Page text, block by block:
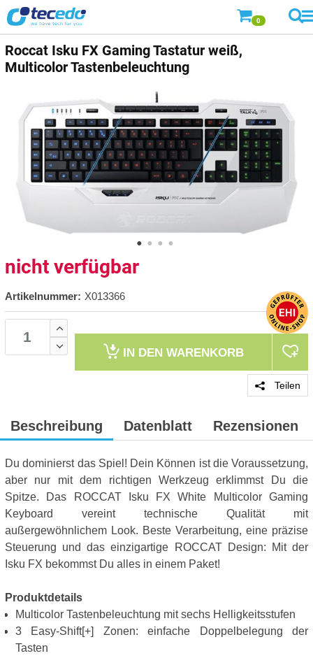
0
Roccat Isku FX Gaming Tastatur weiß,
Multicolor Tastenbeleuchtung
nicht verfügbar
Artikelnummer: X013366
IN DEN WARENKORB
Teilen
Beschreibung Datenblatt Rezensionen
Du dominierst das Spiel! Dein Können ist die Voraussetzung,
aber nur mit dem richtigen Werkzeug erklimmst Du die
Spitze. Das ROCCAT Isku FX White Multicolor Gaming
Keyboard vereint technische Qualität mit
außergewöhnlichem Look. Beste Verarbeitung, eine präzise
Steuerung und das einzigartige ROCCAT Design: Mit der
Isku FX bekommst Du alles in einem Paket!
Produktdetails
Multicolor Tastenbeleuchtung mit sechs Helligkeitsstufen
3 Easy-Shift[+] Zonen: einfache Doppelbelegung der
Tasten